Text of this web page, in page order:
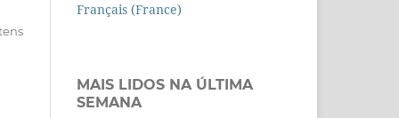
Français (France)
MAIS LIDOS NA ÚLTIMA
SEMANA